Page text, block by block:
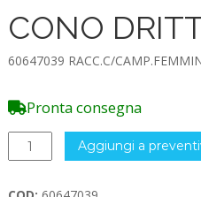
CONO
60647039 RACC.C/
Pronta consegna
60647039
RACC.C/CAMP.FEMMINA
Aggiungi a